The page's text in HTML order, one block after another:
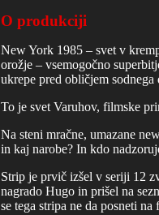
O produkciji
New York 1985 – svet v
orožje – vsemogočno
ukrepe pred obličjem sodnega
To je svet Varuhov, filmske
Na steni mračne, umazane
in kaj narobe? In kdo
Strip je prvič izšel v seriji 12
nagrado Hugo in prišel na
se tega stripa ne da posneti na